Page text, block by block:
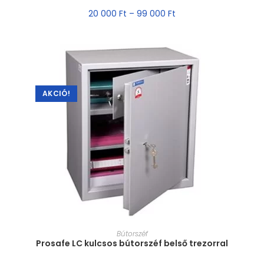
20 000 Ft – 99 000 Ft
AKCIÓ!
MÉRET VÁLASZTÁSA
Bútorszéf
Prosafe LC kulcsos bútorszéf belső trezorral